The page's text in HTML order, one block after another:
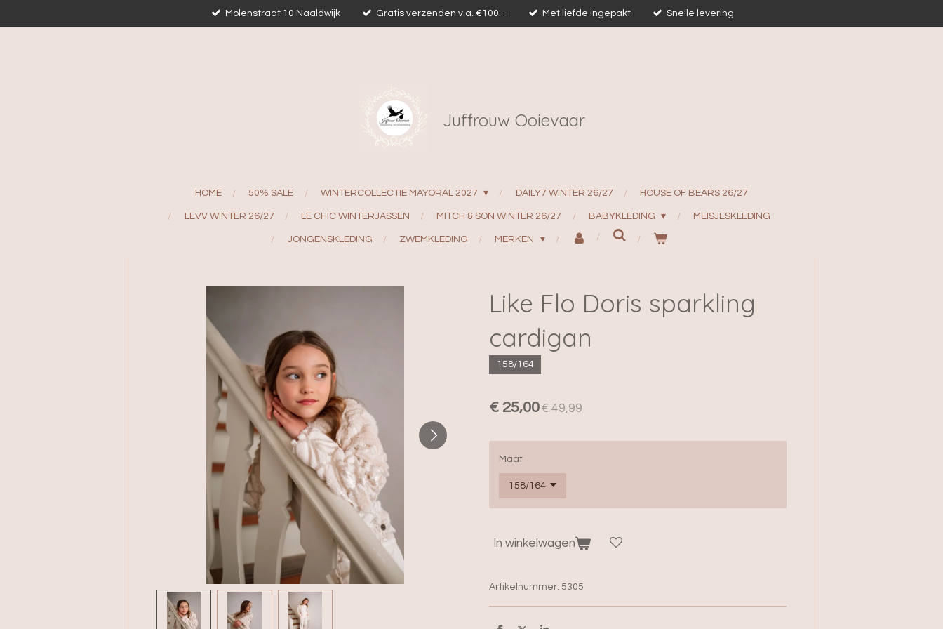
Molenstraat 10 Naaldwijk Gratis verzenden v.a. €100.= Met liefde ingepakt Snelle levering
Juffrouw Ooievaar
HOME 50% SALE WINTERCOLLECTIE MAYORAL 2027 DAILY7 WINTER 26/27 HOUSE OF BEARS 26/27
LEVV WINTER 26/27 LE CHIC WINTERJASSEN MITCH & SON WINTER 26/27 BABYKLEDING MEISJESKLEDING
JONGENSKLEDING ZWEMKLEDING MERKEN
Like Flo Doris sparkling
cardigan
158/164
€ 25,00€ 49,99
Maat
In winkelwagen
Artikelnummer: 5305